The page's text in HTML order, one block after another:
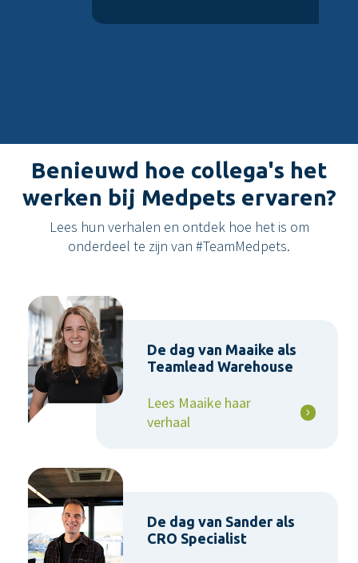
Benieuwd hoe collega's het
werken bij Medpets ervaren?
Lees hun verhalen en ontdek hoe het is om
onderdeel te zijn van #TeamMedpets.
De dag van Maaike als
Teamlead Warehouse
Lees Maaike haar
verhaal
De dag van Sander als
CRO Specialist